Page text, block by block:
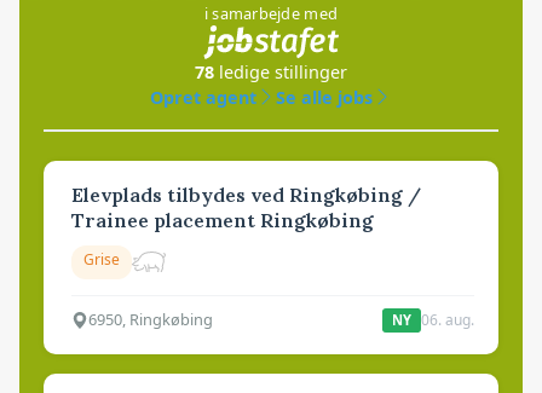
i samarbejde med
78 ledige stillinger
Opret agent
Se alle jobs
Elevplads tilbydes ved Ringkøbing /
Trainee placement Ringkøbing
Grise
6950, Ringkøbing NY 06. aug.